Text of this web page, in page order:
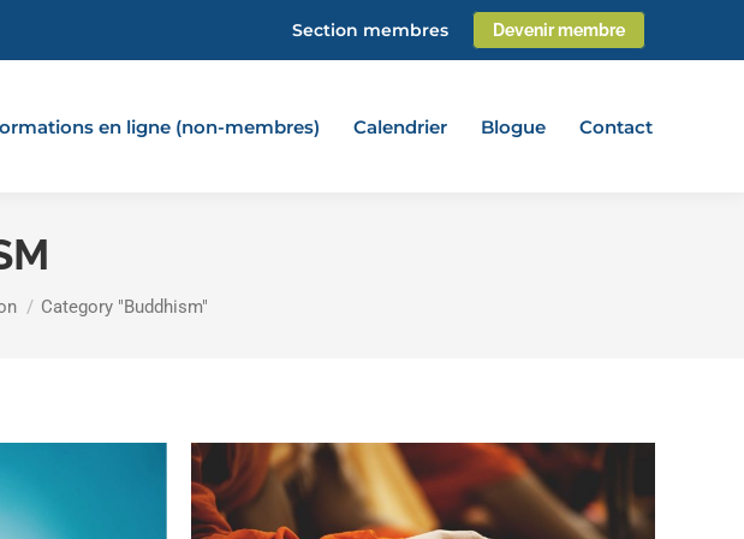
Section membres Devenir membre
en ligne (non-membres) Calendrier Blogue Contact
Category "Buddhism"